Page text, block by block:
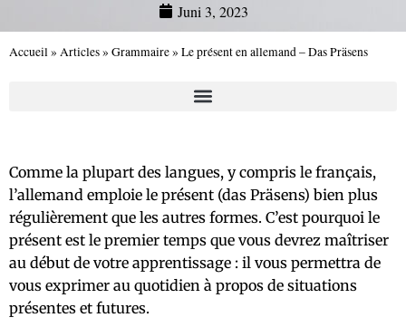
Juni 3, 2023
Accueil» Articles» Grammaire» Le présent en allemand – Das Präsens
Comme la plupart des langues, y compris le français,
l’allemand emploie le présent (das Präsens) bien plus
régulièrement que les autres formes. C’est pourquoi le
présent est le premier temps que vous devrez maîtriser
au début de votre apprentissage : il vous permettra de
vous exprimer au quotidien à propos de situations
présentes et futures.